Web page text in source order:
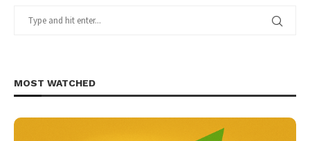
MOST WATCHED